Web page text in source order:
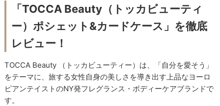
「TOCCA Beauty（トッカビューティ
ー）ポシェット&カードケース」を徹底
レビュー！
TOCCA Beauty （トッカビューティー）は、「自分を愛そう」
をテーマに、旅する女性自身の美しさを導き出す上品なヨーロ
ピアンテイストのNY発フレグランス・ボディーケアブランドで
す。